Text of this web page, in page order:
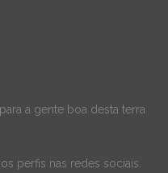
a gente boa desta terra
perfis nas redes sociais.